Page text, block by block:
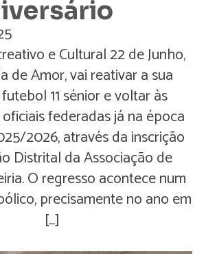
e Cultural 22 de Junho,
de Amor, vai reativar a sua
11 sénior e voltar às
federadas já na época
2026, através da inscrição
Distrital da Associação de
O regresso acontece num
precisamente no ano em
[…]